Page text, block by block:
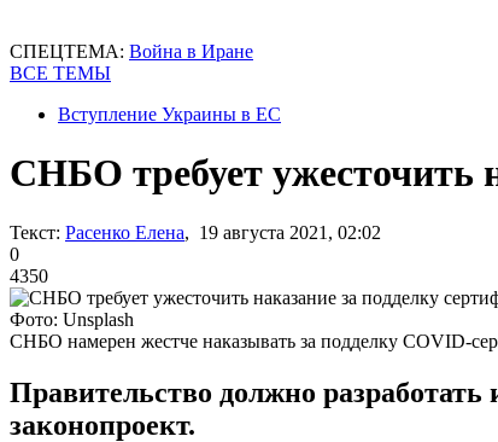
СПЕЦТЕМА: Война в Иране
ВСЕ ТЕМЫ
Вступление Украины в ЕС
СНБО требует ужесточить
Текст: Расенко Елена, 19 августа 2021, 02:02
0
4350
Фото: Unsplash
СНБО намерен жестче наказывать за подделку COVID-
Правительство должно
законопроект.